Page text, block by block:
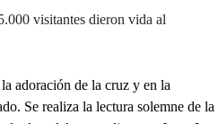
visitantes dieron vida al
adoración de la cruz y en la
Se realiza la lectura solemne de la